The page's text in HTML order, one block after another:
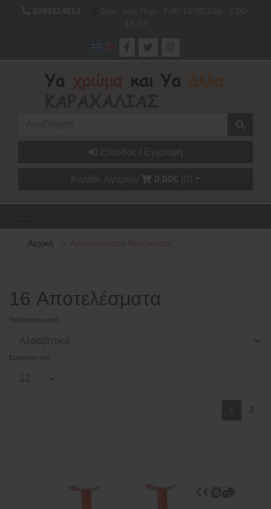
Αρχική Αποτελέσματα Αναζήτησης
16 Αποτελέσματα
Ταξινόμηση κατά
Εμφάνιση ανά
2